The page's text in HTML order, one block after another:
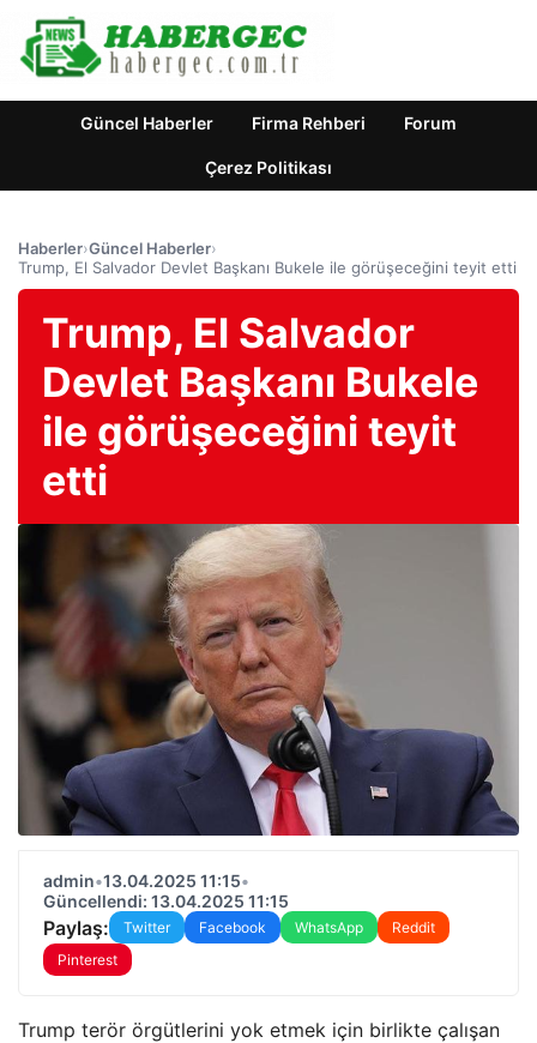
Güncel Haberler Firma Rehberi Forum
Çerez Politikası
Haberler›Güncel Haberler›
Trump, El Salvador Devlet Başkanı Bukele ile görüşeceğini teyit etti
Trump, El Salvador
Devlet Başkanı Bukele
ile görüşeceğini teyit
etti
admin•13.04.2025 11:15•
Güncellendi: 13.04.2025 11:15
Paylaş: Twitter Facebook WhatsApp
Reddit
Pinterest
Trump terör örgütlerini yok etmek için birlikte çalışan